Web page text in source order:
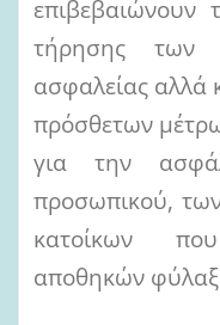
επιβεβαιώνουν
τήρησης των
ασφαλείας αλλά
πρόσθετων
για την
προσωπικού,
κατοίκων
αποθηκών